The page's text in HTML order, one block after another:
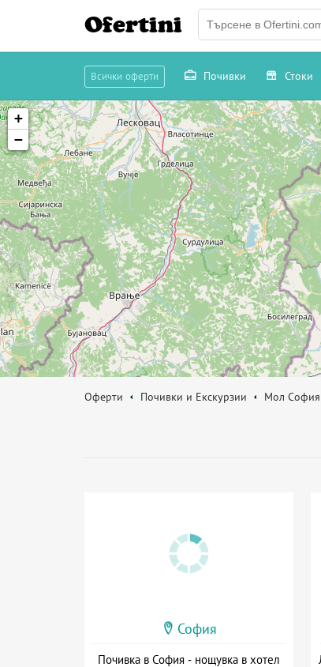
Ofertini
Всички оферти Почивки Стоки
+
−
Оферти Почивки и Екскурзии Мол София
София
Почивка в София - нощувка в хотел